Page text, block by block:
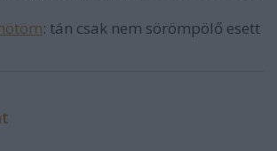
: tán csak nem sörömpölő esett